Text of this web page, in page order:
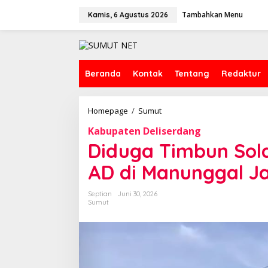
Kamis, 6 Agustus 2026 Tambahkan Menu
Beranda Kontak Tentang Redaktur
Homepage / Sumut
d
u
T
Kabupaten Deliserdang
Diduga Timbun
AD di Manunggal
Septian
Juni 30, 2026
Sumut